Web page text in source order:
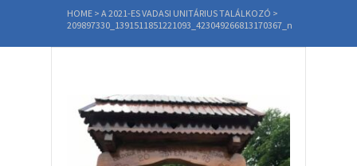
HOME > A 2021-ES VADASI UNITÁRIUS TALÁLKOZÓ >
209897330_1391511851221093_423049266813170367_n